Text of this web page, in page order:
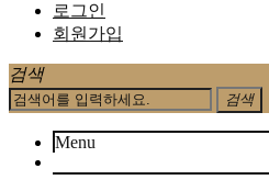
로그인
회원가입
검색
검색
Menu